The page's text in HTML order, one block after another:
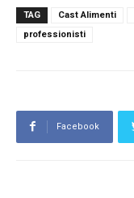
TAG Cast Alimenti
professionisti
Facebook